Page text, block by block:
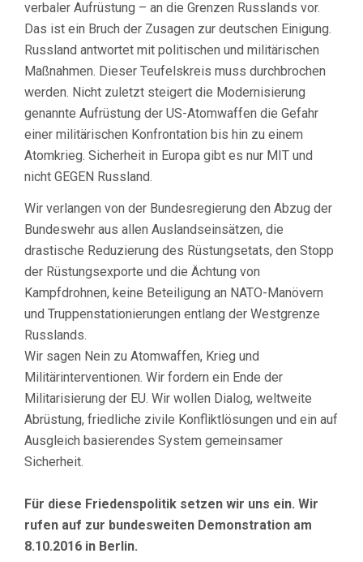
verbaler Aufrüstung – an die Grenzen Russlands vor.
Das ist ein Bruch der Zusagen zur deutschen Einigung.
Russland antwortet mit politischen und militärischen
Maßnahmen. Dieser Teufelskreis muss durchbrochen
werden. Nicht zuletzt steigert die Modernisierung
genannte Aufrüstung der US-Atomwaffen die Gefahr
einer militärischen Konfrontation bis hin zu einem
Atomkrieg. Sicherheit in Europa gibt es nur MIT und
nicht GEGEN Russland.
Wir verlangen von der Bundesregierung den Abzug der
Bundeswehr aus allen Auslandseinsätzen, die
drastische Reduzierung des Rüstungsetats, den Stopp
der Rüstungsexporte und die Ächtung von
Kampfdrohnen, keine Beteiligung an NATO-Manövern
und Truppenstationierungen entlang der Westgrenze
Russlands.
Wir sagen Nein zu Atomwaffen, Krieg und
Militärinterventionen. Wir fordern ein Ende der
Militarisierung der EU. Wir wollen Dialog, weltweite
Abrüstung, friedliche zivile Konfliktlösungen und ein auf
Ausgleich basierendes System gemeinsamer
Sicherheit.
Für diese Friedenspolitik setzen wir uns ein. Wir
rufen auf zur bundesweiten Demonstration am
8.10.2016 in Berlin.